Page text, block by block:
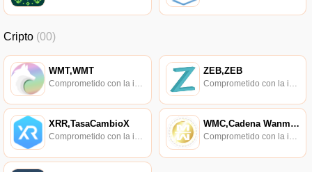
Cripto (00)
WMT,WMT ZEB,ZEB
XRR,TasaCambioX
Comprometido con la investigación de políticas en los campos de las nuevas finanzas, las finanzas internacionales y los mercados financieros.
WMC,Cadena Wanmei,Cadena WM
Comprometido con la investigación de políticas en los campos de las nuevas finanzas, las finanzas internacionales y los mercados financieros.